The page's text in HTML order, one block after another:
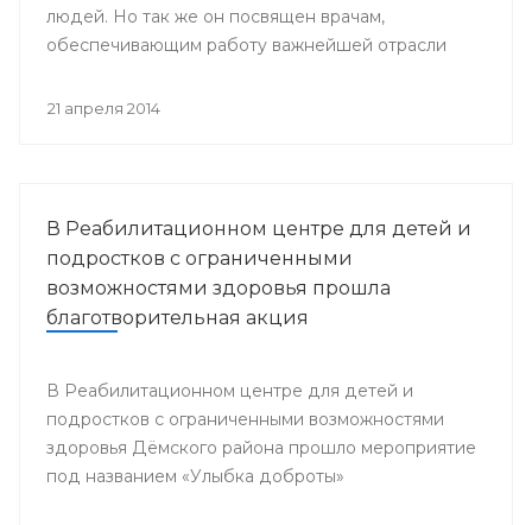
людей. Но так же он посвящен врачам,
обеспечивающим работу важнейшей отрасли
21 апреля 2014
В Реабилитационном центре для детей и
подростков с ограниченными
возможностями здоровья прошла
благотворительная акция
В Реабилитационном центре для детей и
подростков с ограниченными возможностями
здоровья Дёмского района прошло мероприятие
под названием «Улыбка доброты»